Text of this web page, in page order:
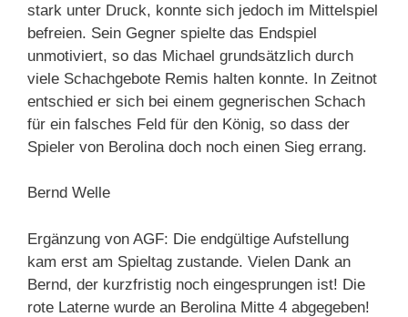
stark unter Druck, konnte sich jedoch im Mittelspiel
befreien. Sein Gegner spielte das Endspiel
unmotiviert, so das Michael grundsätzlich durch
viele Schachgebote Remis halten konnte. In Zeitnot
entschied er sich bei einem gegnerischen Schach
für ein falsches Feld für den König, so dass der
Spieler von Berolina doch noch einen Sieg errang.
Bernd Welle
Ergänzung von AGF: Die endgültige Aufstellung
kam erst am Spieltag zustande. Vielen Dank an
Bernd, der kurzfristig noch eingesprungen ist! Die
rote Laterne wurde an Berolina Mitte 4 abgegeben!